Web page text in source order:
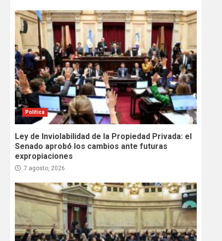
Política
Ley de Inviolabilidad de la Propiedad Privada: el
Senado aprobó los cambios ante futuras
expropiaciones
7 agosto, 2026